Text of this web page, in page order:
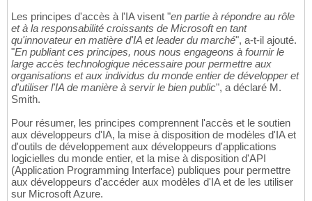
Les principes d'accès à l'IA visent "en partie à répondre au rôle
et à la responsabilité croissants de Microsoft en tant
qu'innovateur en matière d'IA et leader du marché", a-t-il ajouté.
"En publiant ces principes, nous nous engageons à fournir le
large accès technologique nécessaire pour permettre aux
organisations et aux individus du monde entier de développer et
d'utiliser l'IA de manière à servir le bien public", a déclaré M.
Smith.
Pour résumer, les principes comprennent l'accès et le soutien
aux développeurs d'IA, la mise à disposition de modèles d'IA et
d'outils de développement aux développeurs d'applications
logicielles du monde entier, et la mise à disposition d'API
(Application Programming Interface) publiques pour permettre
aux développeurs d'accéder aux modèles d'IA et de les utiliser
sur Microsoft Azure.